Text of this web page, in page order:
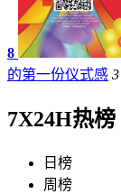
8
的第一份仪式感
7X24H热榜
日榜
周榜